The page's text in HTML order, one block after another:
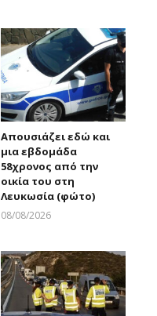
Απουσιάζει εδώ και
μια εβδομάδα
58χρονος από την
οικία του στη
Λευκωσία (φώτο)
08/08/2026